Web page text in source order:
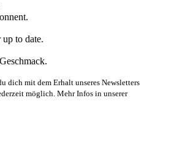
to date.
dich mit dem Erhalt unseres Newsletters
möglich. Mehr Infos in unserer